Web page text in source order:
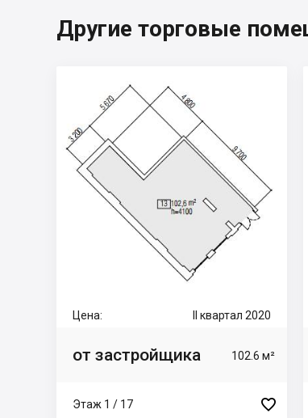
Другие торговые
Цена: II квартал 2020
от застройщика 102.6 м²
Этаж 1 / 17 